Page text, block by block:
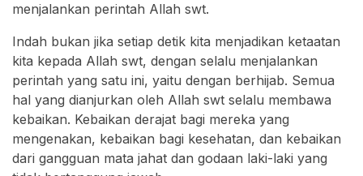
menjalankan perintah Allah swt.
Indah bukan jika setiap detik kita menjadikan ketaatan
kita kepada Allah swt, dengan selalu menjalankan
perintah yang satu ini, yaitu dengan berhijab. Semua
hal yang dianjurkan oleh Allah swt selalu membawa
kebaikan. Kebaikan derajat bagi mereka yang
mengenakan, kebaikan bagi kesehatan, dan kebaikan
dari gangguan mata jahat dan godaan laki-laki yang